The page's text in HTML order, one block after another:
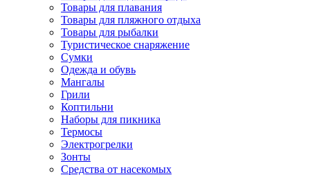
Товары для плавания
Товары для пляжного отдыха
Товары для рыбалки
Туристическое снаряжение
Сумки
Одежда и обувь
Мангалы
Грили
Коптильни
Наборы для пикника
Термосы
Электрогрелки
Зонты
Средства от насекомых